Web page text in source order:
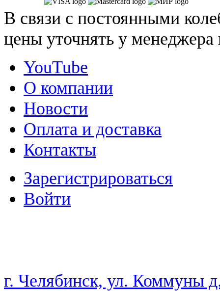
В связи с постоянными
цены уточнять у
YouTube
О компании
Новости
Оплата и доставка
Контакты
Зарегистрироваться
Войти
НАМ ДОВЕРЯЮТ С 2003 ГОДА
г. Челябинск, ул. Коммуны